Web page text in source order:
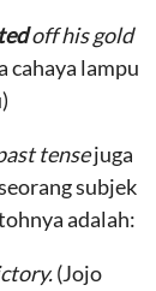
off his gold
cahaya lampu
tensejuga
subjek
adalah:
(Jojo